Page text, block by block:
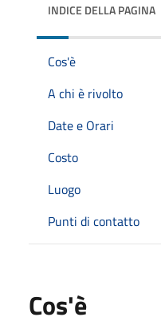
INDICE DELLA PAGINA
Cos'è
A chi è rivolto
Date e Orari
Costo
Luogo
Punti di contatto
Cos'è